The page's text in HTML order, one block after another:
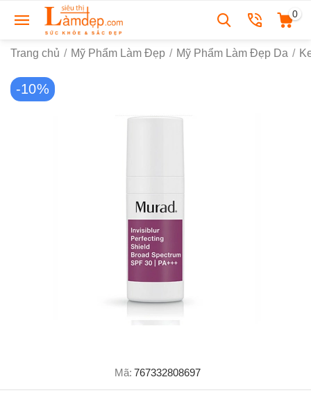
0
Trang chủ / Mỹ Phẩm Làm Đẹp / Mỹ Phẩm Làm Đẹp Da /
-10%
Mã: 767332808697